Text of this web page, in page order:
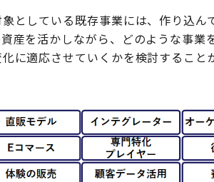
としている既存事業には、作り込
産を活かしながら、どのような事業
に適応させていくかを検討すること